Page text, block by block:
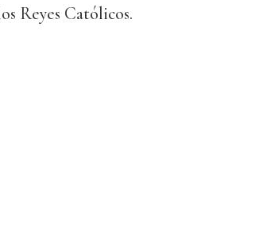
Reyes Católicos.